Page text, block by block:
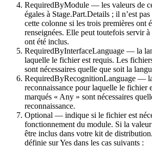
RequiredByModule — les valeurs de
égales à Stage.Part.Details ; il n’est
cette colonne si les trois premières ont
renseignées. Elle peut toutefois servir
ont été inclus.
RequiredByInterfaceLanguage — la
laquelle le fichier est requis. Les
sont nécessaires quelle que soit la
RequiredByRecognitionLanguage —
reconnaissance pour laquelle le fichier
marqués « Any » sont nécessaires
reconnaissance.
Optional — indique si le fichier est
fonctionnement du module. Si la
être inclus dans votre kit de
définie sur Yes dans les cas suivants :